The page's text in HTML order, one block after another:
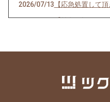
2026/07/13 【応急処置して頂
2026/07/13【焼鳥居酒屋は
【焼鳥居酒屋は